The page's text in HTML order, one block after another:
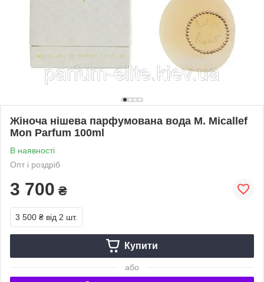
Жіноча нішева парфумована вода M. Micallef
Mon Parfum 100ml
В наявності
Опт і роздріб
3 700 ₴
3 500 ₴ від 2 шт.
Купити
або